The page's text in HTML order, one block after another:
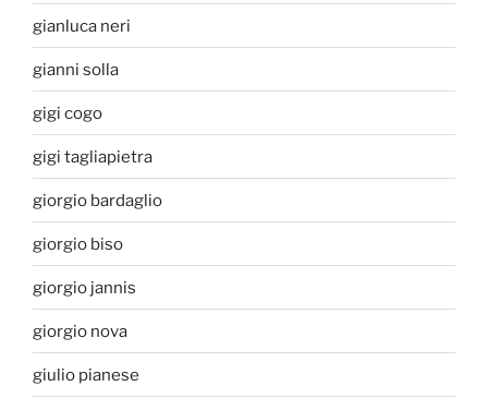
gianluca neri
gianni solla
gigi cogo
gigi tagliapietra
giorgio bardaglio
giorgio biso
giorgio jannis
giorgio nova
giulio pianese